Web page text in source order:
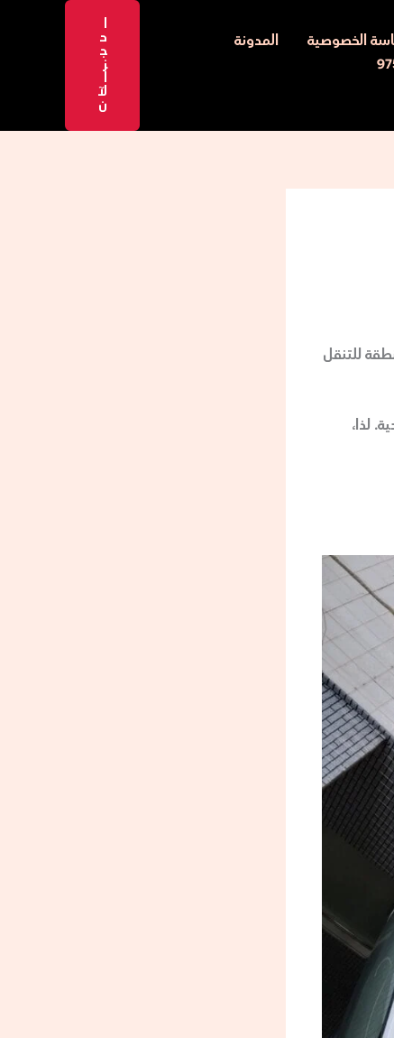
الخصوصية
المدونة
ا
ح
ج
ز
ا
لآ
ن
للتنقل
لذا،